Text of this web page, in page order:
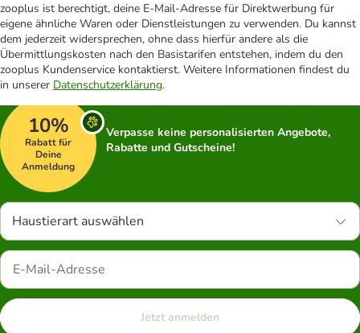
zooplus ist berechtigt, deine E-Mail-Adresse für Direktwerbung für
eigene ähnliche Waren oder Dienstleistungen zu verwenden. Du kannst
dem jederzeit widersprechen, ohne dass hierfür andere als die
Übermittlungskosten nach den Basistarifen entstehen, indem du den
zooplus Kundenservice kontaktierst. Weitere Informationen findest du
in unserer Datenschutzerklärung.
10%
Rabatt für
Deine
Anmeldung
Verpasse keine personalisierten Angebote,
Rabatte und Gutscheine!
Haustierart auswählen
Jetzt anmelden